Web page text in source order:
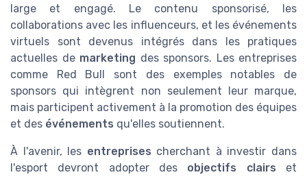
large et engagé. Le contenu sponsorisé, les
collaborations avec les influenceurs, et les événements
virtuels sont devenus intégrés dans les pratiques
actuelles de marketing des sponsors. Les entreprises
comme Red Bull sont des exemples notables de
sponsors qui intègrent non seulement leur marque,
mais participent activement à la promotion des équipes
et des événements qu'elles soutiennent.
À l'avenir, les entreprises cherchant à investir dans
l'esport devront adopter des objectifs clairs et